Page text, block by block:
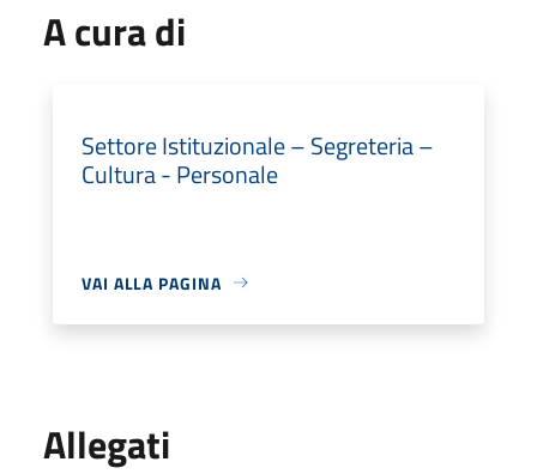
A cura di
Settore Istituzionale – Segreteria –
Cultura - Personale
VAI ALLA PAGINA
Allegati